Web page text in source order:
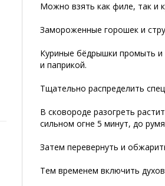
Можно взять как филе, так и
Замороженные горошек и
Куриные бёдрышки промыть
и паприкой.
Тщательно распределить
В сковороде разогреть
сильном огне 5 минут, до
Затем перевернуть и
Тем временем включить